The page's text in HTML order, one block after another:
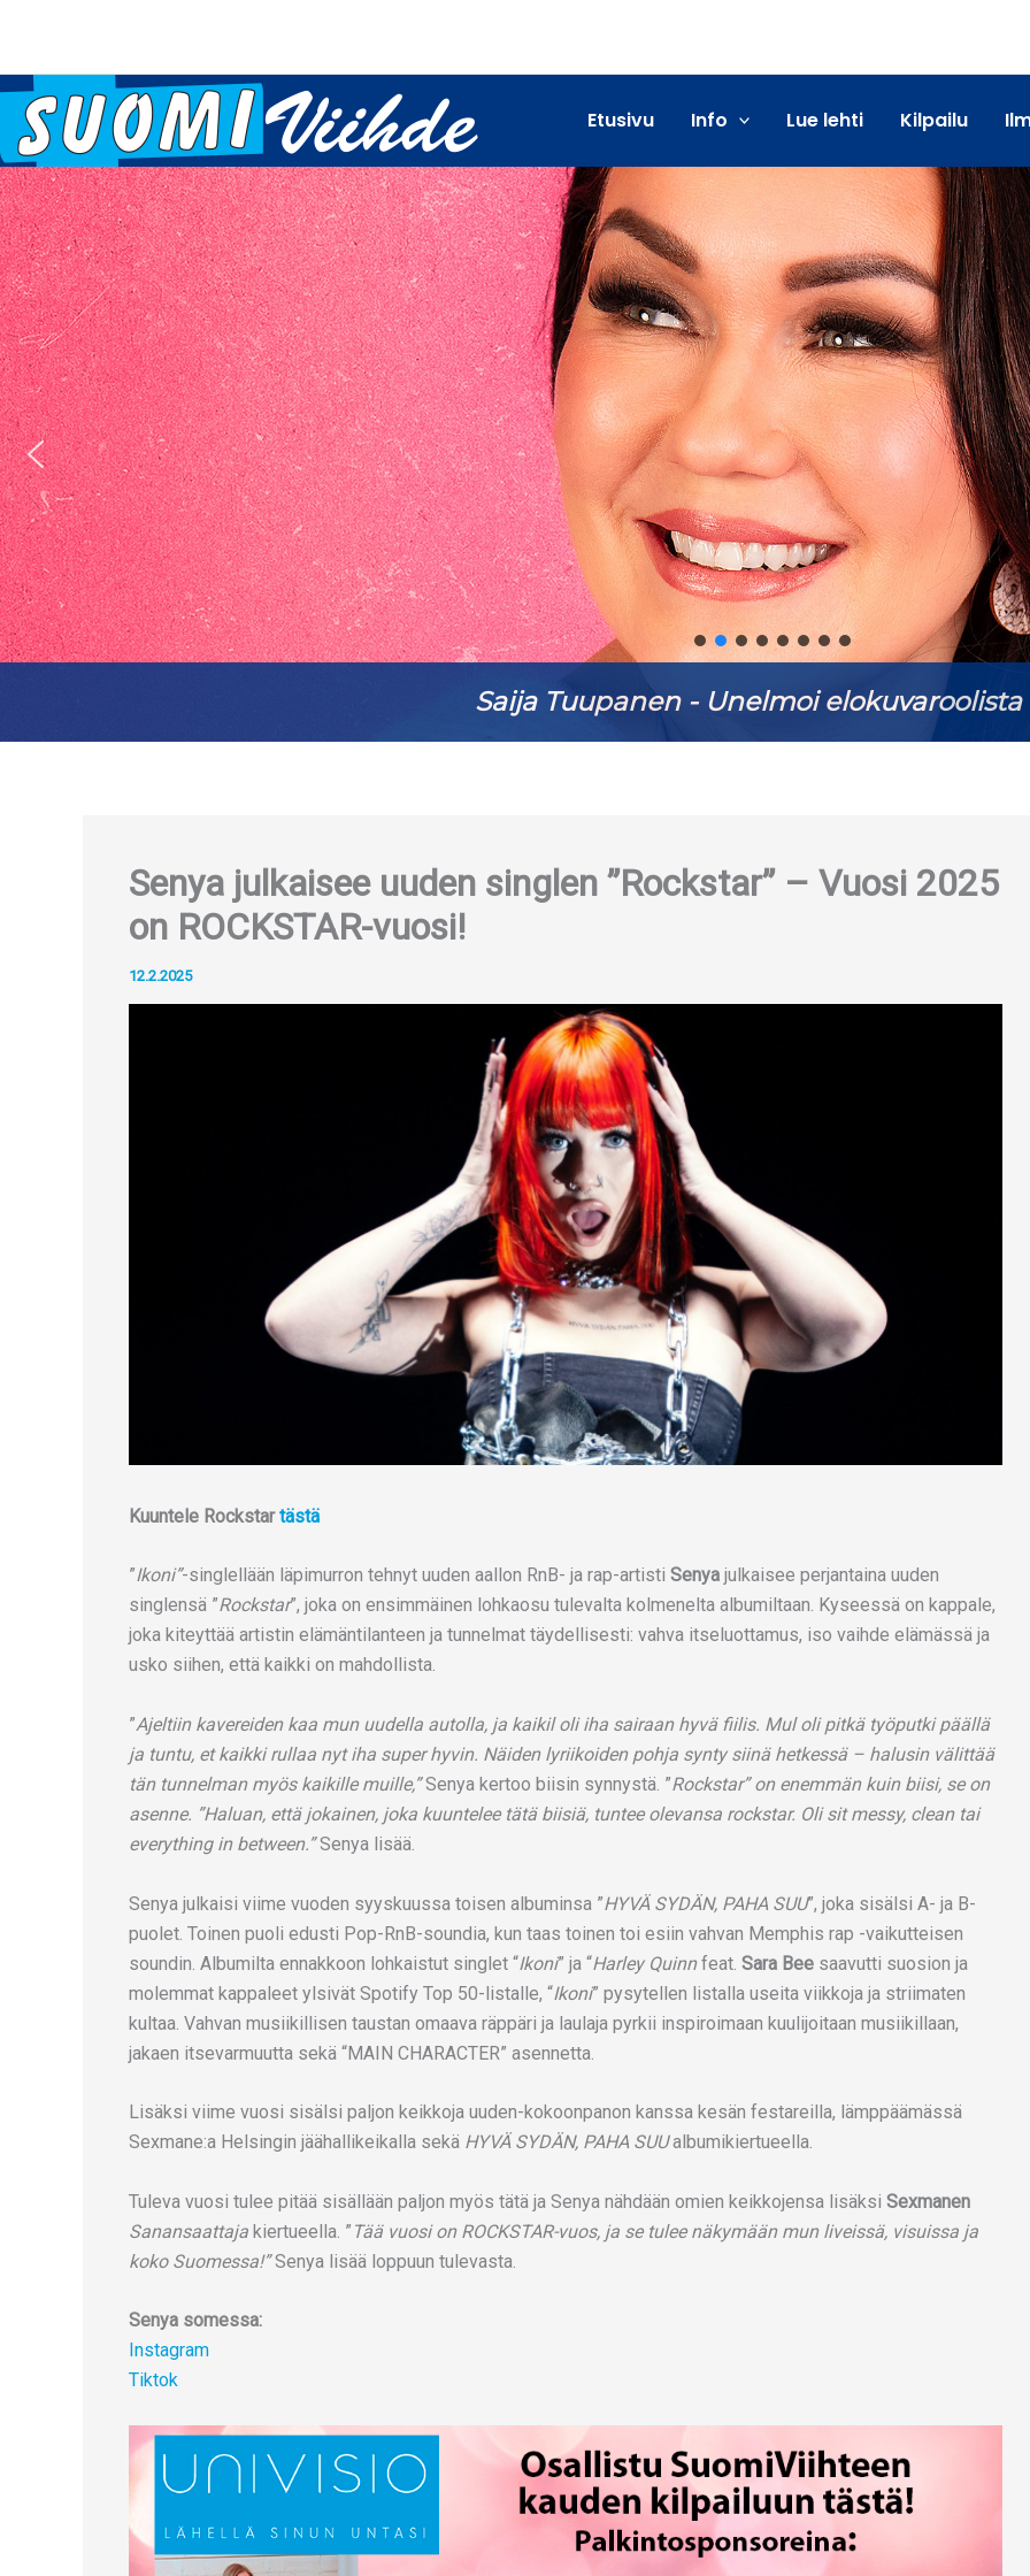
Etusivu Info Lue lehti Kilpailu
Saija Tuupanen - Unelmoi elokuvaroolista
Senya julkaisee uuden singlen ”Rockstar” – Vuosi 2025
on ROCKSTAR-vuosi!
12.2.2025
Kuuntele Rockstartästä
”Ikoni”-singlellään läpimurron tehnyt uuden aallon RnB- ja rap-artisti Senya julkaisee perjantaina uuden
singlensä ”Rockstar”, joka on ensimmäinen lohkaosu tulevalta kolmenelta albumiltaan. Kyseessä on kappale,
joka kiteyttää artistin elämäntilanteen ja tunnelmat täydellisesti: vahva itseluottamus, iso vaihde elämässä ja
usko siihen, että kaikki on mahdollista.
”Ajeltiin kavereiden kaa mun uudella autolla, ja kaikil oli iha sairaan hyvä fiilis. Mul oli pitkä työputki päällä
ja tuntu, et kaikki rullaa nyt iha super hyvin. Näiden lyriikoiden pohja synty siinä hetkessä – halusin välittää
tän tunnelman myös kaikille muille,”Senya kertoo biisin synnystä. ”Rockstar” on enemmän kuin biisi, se on
asenne. ”Haluan, että jokainen, joka kuuntelee tätä biisiä, tuntee olevansa rockstar. Oli sit messy, clean tai
everything in between.”Senya lisää.
Senya julkaisi viime vuoden syyskuussa toisen albuminsa ”HYVÄ SYDÄN, PAHA SUU”, joka sisälsi A- ja B-
puolet. Toinen puoli edusti Pop-RnB-soundia, kun taas toinen toi esiin vahvan Memphis rap -vaikutteisen
soundin. Albumilta ennakkoon lohkaistut singlet “Ikoni” ja “Harley Quinnfeat. Sara Bee saavutti suosion ja
molemmat kappaleet ylsivät Spotify Top 50-listalle, “Ikoni” pysytellen listalla useita viikkoja ja striimaten
kultaa. Vahvan musiikillisen taustan omaava räppäri ja laulaja pyrkii inspiroimaan kuulijoitaan musiikillaan,
jakaen itsevarmuutta sekä “MAIN CHARACTER” asennetta.
Lisäksi viime vuosi sisälsi paljon keikkoja uuden-kokoonpanon kanssa kesän festareilla, lämppäämässä
Sexmane:a Helsingin jäähallikeikalla sekä HYVÄ SYDÄN, PAHA SUUalbumikiertueella.
Tuleva vuosi tulee pitää sisällään paljon myös tätä ja Senya nähdään omien keikkojensa lisäksi Sexmanen
Sanansaattaja kiertueella. ” Tää vuosi on ROCKSTAR-vuos, ja se tulee näkymään mun liveissä, visuissa ja
koko Suomessa!”Senya lisää loppuun tulevasta.
Senya somessa:
Instagram
Tiktok